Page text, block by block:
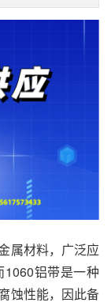
属材料，广泛应
1060铝带是一种
蚀性能，因此备